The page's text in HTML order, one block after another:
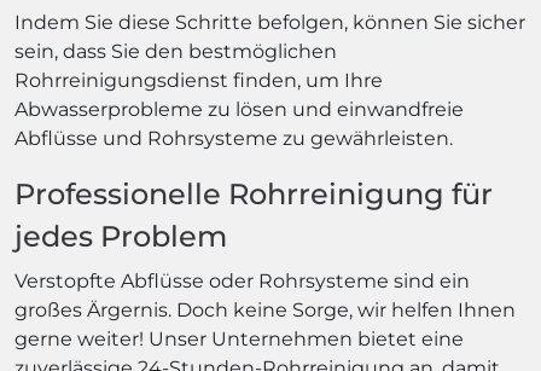
Indem Sie diese Schritte befolgen, können Sie sicher
sein, dass Sie den bestmöglichen
Rohrreinigungsdienst finden, um Ihre
Abwasserprobleme zu lösen und einwandfreie
Abflüsse und Rohrsysteme zu gewährleisten.
Professionelle Rohrreinigung für
jedes Problem
Verstopfte Abflüsse oder Rohrsysteme sind ein
großes Ärgernis. Doch keine Sorge, wir helfen Ihnen
gerne weiter! Unser Unternehmen bietet eine